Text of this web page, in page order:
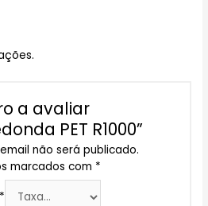
a avaliar
PET R1000”
não será publicado.
marcados com *
*